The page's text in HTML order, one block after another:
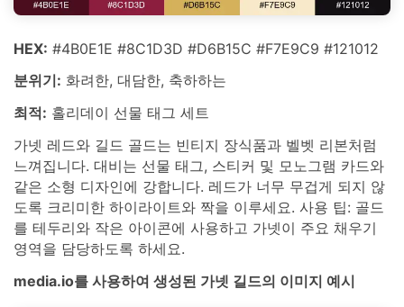
HEX: #4B0E1E #8C1D3D #D6B15C #F7E9C9 #121012
분위기: 화려한, 대담한, 축하하는
최적: 홀리데이 선물 태그 세트
가넷 레드와 길드 골드는 빈티지 장식품과 벨벳 리본처럼
느껴집니다. 대비는 선물 태그, 스티커 및 모노그램 카드와
같은 소형 디자인에 강합니다. 레드가 너무 무겁게 되지 않
도록 크리미한 하이라이트와 짝을 이루세요. 사용 팁: 골드
를 테두리와 작은 아이콘에 사용하고 가넷이 주요 채우기
영역을 담당하도록 하세요.
media.io를 사용하여 생성된 가넷 길드의 이미지 예시